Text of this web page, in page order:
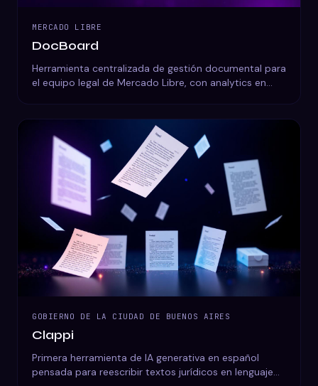
MERCADO LIBRE
DocBoard
Herramienta centralizada de gestión documental para
el equipo legal de Mercado Libre, con analytics en
GOBIERNO DE LA CIUDAD DE BUENOS AIRES
Clappi
Primera herramienta de IA generativa en español
pensada para reescribir textos jurídicos en lenguaje